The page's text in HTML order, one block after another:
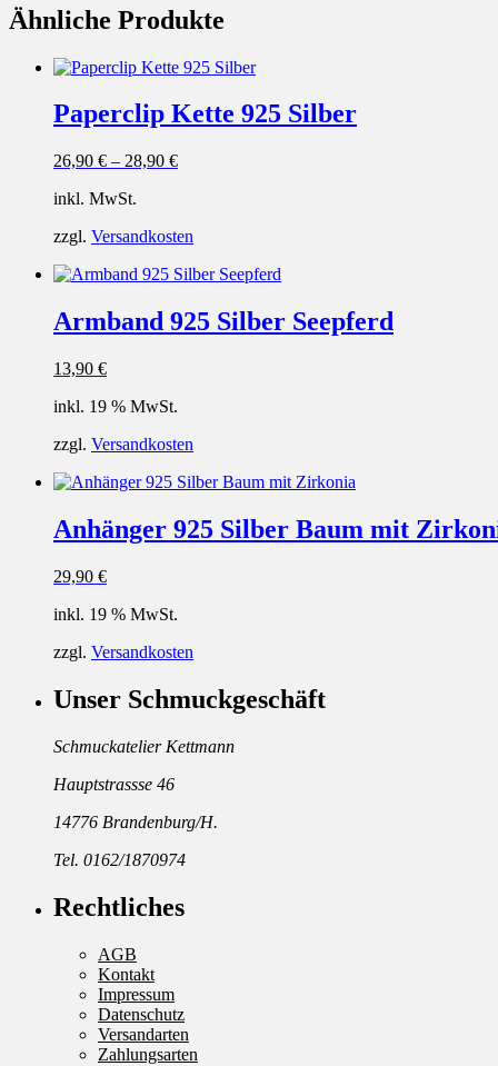
Ähnliche Produkte
Paperclip Kette 925 Silber
26,90 € – 28,90 €
inkl. MwSt.
zzgl. Versandkosten
Armband 925 Silber Seepferd
13,90 €
inkl. 19 % MwSt.
zzgl. Versandkosten
Anhänger 925 Silber Baum mit
29,90 €
inkl. 19 % MwSt.
zzgl. Versandkosten
Unser Schmuckgeschäft
Schmuckatelier Kettmann
Hauptstrassse 46
14776 Brandenburg/H.
Tel. 0162/1870974
Rechtliches
AGB
Kontakt
Impressum
Datenschutz
Versandarten
Zahlungsarten